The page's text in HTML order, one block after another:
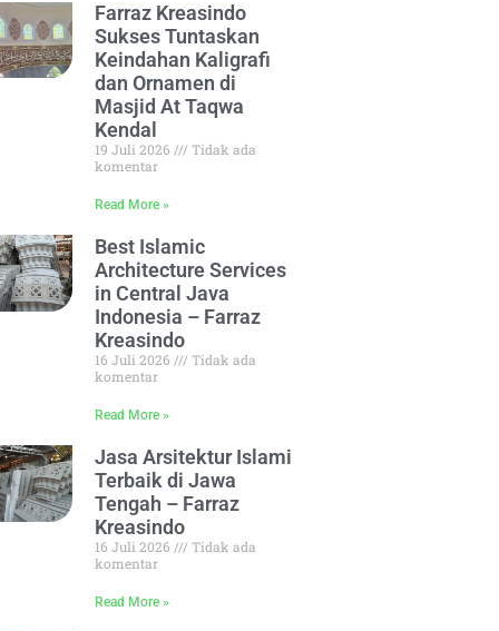
Farraz Kreasindo
Sukses Tuntaskan
Keindahan Kaligrafi
dan Ornamen di
Masjid At Taqwa
Kendal
19 Juli 2026
Tidak ada
komentar
Read More »
Best Islamic
Architecture Services
in Central Java
Indonesia – Farraz
Kreasindo
16 Juli 2026
Tidak ada
komentar
Read More »
Jasa Arsitektur Islami
Terbaik di Jawa
Tengah – Farraz
Kreasindo
16 Juli 2026
Tidak ada
komentar
Read More »